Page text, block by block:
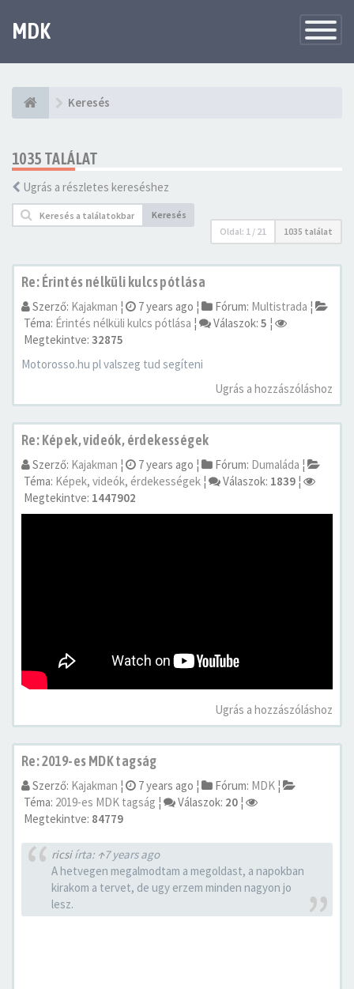
navigáció
MDK
Keresés
1035 TALÁLAT
Ugrás a részletes kereséshez
Keresés
Oldal: 1 / 21 1035 találat
Re: Érintés nélküli kulcs pótlása
Szerző: Kajakman ¦ 7 years ago ¦ Fórum: Multistrada ¦
Téma: Érintés nélküli kulcs pótlása ¦ Válaszok: 5 ¦
Megtekintve: 32875
Motorosso.hu pl valszeg tud segíteni
Ugrás a hozzászóláshoz
Re: Képek, videók, érdekességek
Szerző: Kajakman ¦ 7 years ago ¦ Fórum: Dumaláda ¦
Téma: Képek, videók, érdekességek ¦ Válaszok: 1839 ¦
Megtekintve: 1447902
Ugrás a hozzászóláshoz
Re: 2019-es MDK tagság
Szerző: Kajakman ¦ 7 years ago ¦ Fórum: MDK ¦
Téma: 2019-es MDK tagság ¦ Válaszok: 20 ¦
Megtekintve: 84779
ricsiírta: ↑7 years ago
A hetvegen megalmodtam a megoldast, a napokban
kirakom a tervet, de ugy erzem minden nagyon jo
lesz.